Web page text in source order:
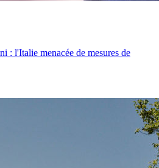
: l'Italie menacée de mesures de